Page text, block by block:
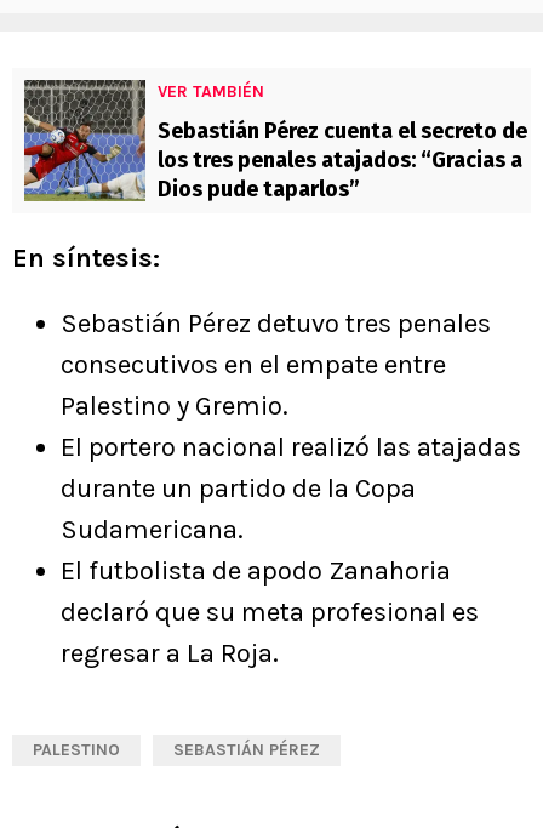
VER TAMBIÉN
Sebastián Pérez cuenta el secreto de
los tres penales atajados: “Gracias a
Dios pude taparlos”
En síntesis:
Sebastián Pérez detuvo tres penales
consecutivos en el empate entre
Palestino y Gremio.
El portero nacional realizó las atajadas
durante un partido de la Copa
Sudamericana.
El futbolista de apodo Zanahoria
declaró que su meta profesional es
regresar a La Roja.
PALESTINO SEBASTIÁN PÉREZ